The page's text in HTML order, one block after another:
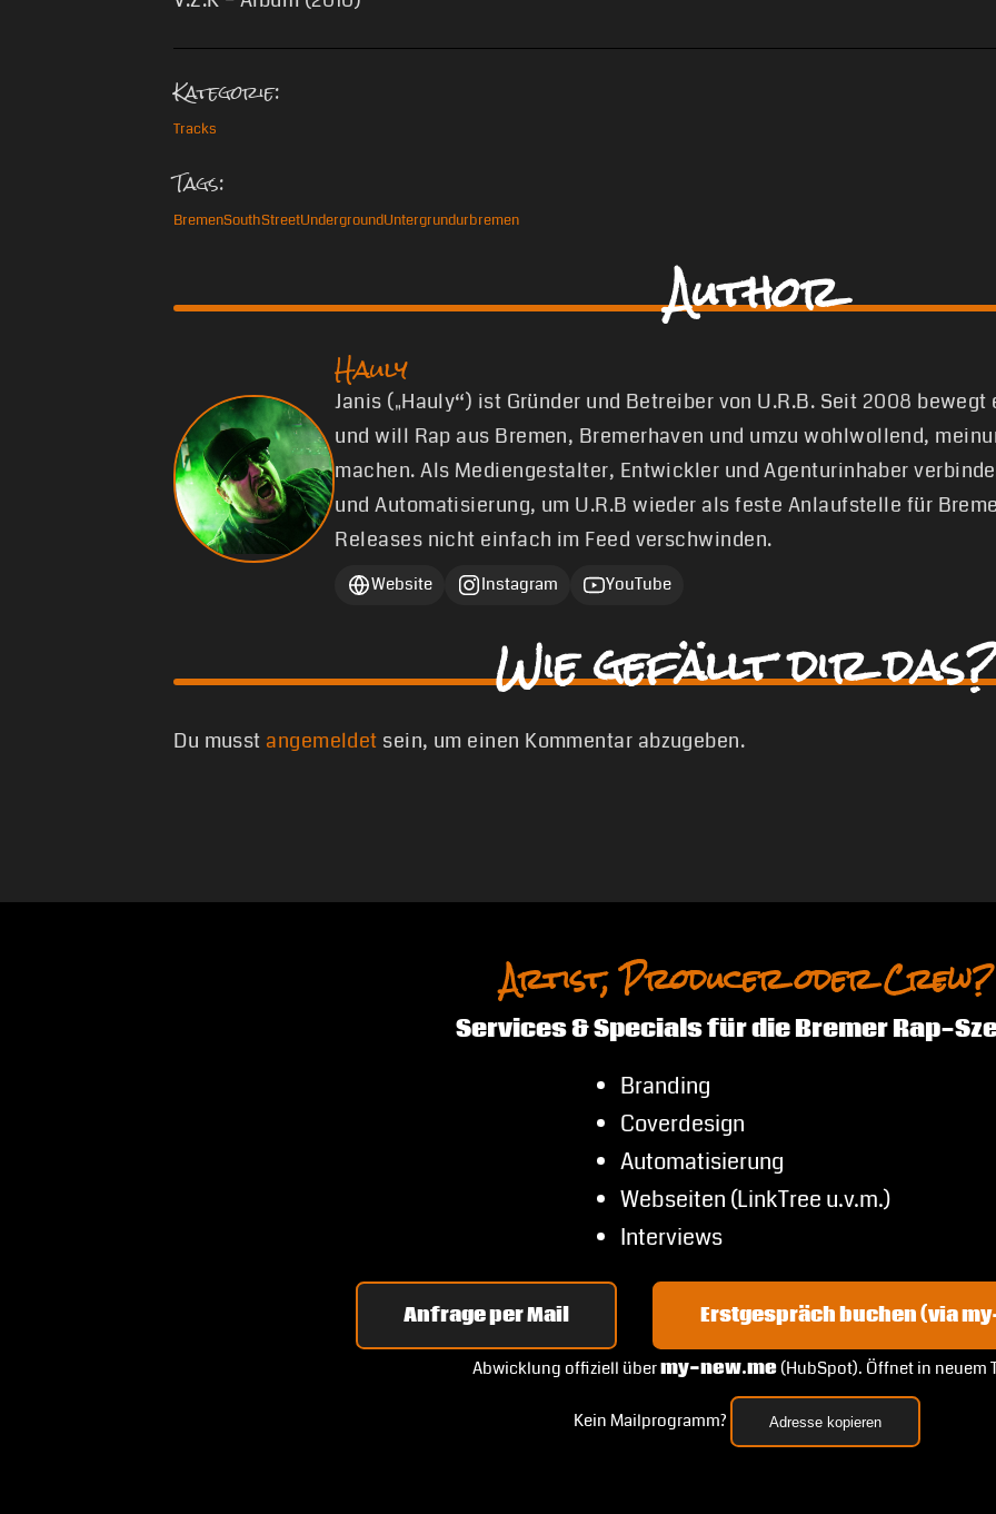
Kategorie:
Tracks
Tags:
BremenSouthStreetUndergroundUntergrundurbremen
Author
Hauly
Janis („Hauly“) ist Gründer und Betreiber von U.R.B. Seit 2008
und will Rap aus Bremen, Bremerhaven und umzu wohlwollend,
machen. Als Mediengestalter, Entwickler und Agenturinhaber
und Automatisierung, um U.R.B wieder als feste Anlaufstelle für
Releases nicht einfach im Feed verschwinden.
Website Instagram YouTube
Wie gefällt dir
Du musst angemeldet sein, um einen Kommentar abzugeben.
Artist, Producer oder Crew?
Services & Specials für die Bremer Rap-
Branding
Coverdesign
Automatisierung
Webseiten (LinkTree u.v.m.)
Interviews
Anfrage per Mail Erstgespräch buchen (via
Abwicklung offiziell übermy-new.me(HubSpot). Öffnet in neuem
Kein Mailprogramm? Adresse kopieren